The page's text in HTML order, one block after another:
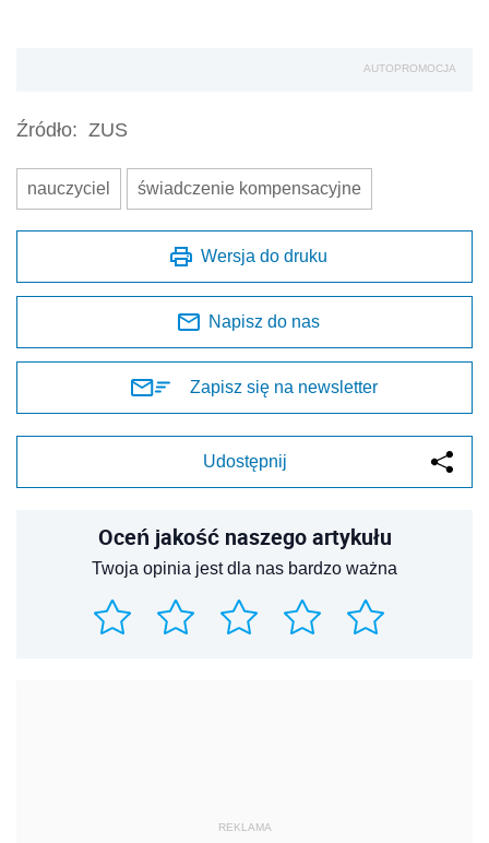
AUTOPROMOCJA
Źródło: ZUS
nauczyciel świadczenie kompensacyjne
Wersja do druku
Napisz do nas
Zapisz się na newsletter
Udostępnij
Oceń jakość naszego artykułu
Twoja opinia jest dla nas bardzo ważna
REKLAMA